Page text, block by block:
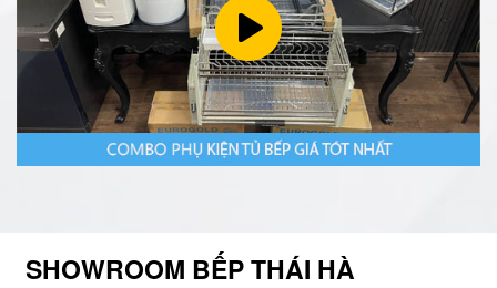
SHOWROOM BẾP THÁI HÀ